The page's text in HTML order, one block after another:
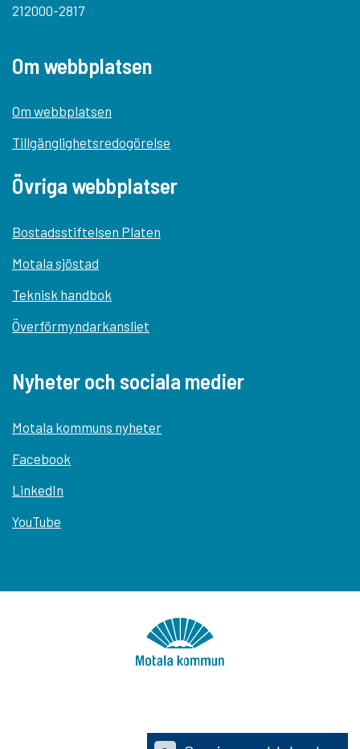
212000-2817
Om webbplatsen
Om webbplatsen
Tillgänglighetsredogörelse
Övriga webbplatser
Bostadsstiftelsen Platen
Motala sjöstad
Teknisk handbok
Överförmyndarkansliet
Nyheter och sociala medier
Motala kommuns nyheter
Facebook
LinkedIn
YouTube